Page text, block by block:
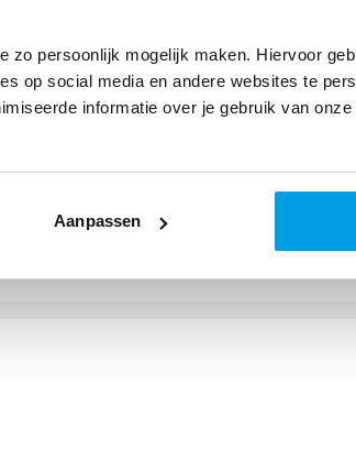
zo persoonlijk mogelijk maken. Hiervoor
op social media en andere websites te
informatie over je gebruik van
Aanpassen
kwetsbare huishoudens te kunnen
Response partners verschillende
van kwetsbare families tot het
en organisaties die
tot het online Childhub